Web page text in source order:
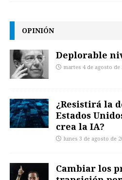
OPINIÓN
Deplorable
martes 4 de agosto de
¿Resistirá la
Estados
crea la IA?
lunes 3 de agosto de
Cambiar los